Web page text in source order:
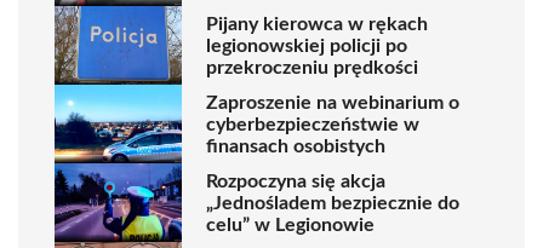
Pijany kierowca w rękach
legionowskiej policji po
przekroczeniu prędkości
Zaproszenie na webinarium o
cyberbezpieczeństwie w
finansach osobistych
Rozpoczyna się akcja
„Jednośladem bezpiecznie do
celu” w Legionowie